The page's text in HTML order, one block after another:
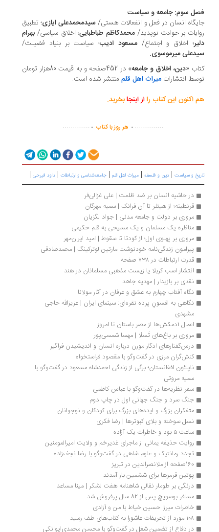
سوم: جامعه و سیاست
انسان در فعل و انفعالات هستی/سیدمحمدعلی ایازی؛ تطبیق
بر حوادث نوپدید/محمدکاظم طباطبایی؛ اخلاق سیاسی/بهرام
؛ اخلاق و اجتماع/مسعود ادیب؛ سیاست بر بنیاد فضیلت/
میرموسوی.
دین، اخلاق و جامعه
» در 452صفحه و به قیمت 80هزار تومان
انتشاراتمیراث اهل قلممنتشر شده است.
اکنون این کتاب رااز اینجابخرید.
...............
. هر روز با کتاب .
..............
و سیاست |دین و فلسفه|میراث اهل قلم| جامعه‌شناسی و ارتباطات |داود فیرحی|
در حاشیه انسان بر ضد ظلمت | علی غزالی‌فر
قرنطینه؛ از هیتلر تا آن فرانک | سمیه مهرگان
مروری بر دولت و جامعه مدنی | جواد لگزیان
مناظره یک مسلمان و یک مسیحی به قلم حکیمی
مروری بر پهلوی اول؛ از کودتا تا سقوط | امید ایران‌مهر
پیرامون زندگی‌نامه خودنوشت مارتین لوترکینگ | محمدصادقی
قدرت ارتباطات در ۷۳۸ صفحه
انتشار اسب کربلا یا زیست مذهبی مسلمانان در هند
نقدی بر بازیدار | مهدیه جاهد
نگاه آفتاب چهارم به عشق و عرفان در آثار مولانا
نگاهی به افسونِ پرده نقره‌ای: سینمای ایران | عزیزالله حاجی
اعمال آدمکش‌ها از مصر باستان تا امروز
مروری بر باغ‌های تَسلّا | مهسا شمسی‌پور
درس‌گفتارهای ادگار مورن درباره انسان و اندیشیدن فراگیر
کنش‌گران مرزی در گفت‌و‌گو با مقصود فراستخواه
ناپلئون افغانستان؛ برگی از زندگی احمدشاه مسعود در گفت‌وگو با
سمیه مروتی
سفر نظریه‌ها در گفت‌‌وگو با عباس کاظمی
جنگ سرد و جنگ جهانی اول در چاپ دوم
متفکران بزرگ و ایده‌های بزرگ برای کودکان و نوجوانان
نسل سوخته و بلای کبوترها | رضا فکری
ساعت ۵ بود و خاطرات یک آزاده
روایت حذیفه یمانی از ماجرای غدیرخم و ولایت امیرالمومنین
تجدد رمانتیک و علوم شاهی در گفت‌وگو با رضا نجف‌زاده
پوتین قرمزها برای ششمین بار آمدند
درنگی بر طومار نقالی شاهنامه هفت لشکر | مینا مساعد
مسافر بوسویچ پس از 82 سال پرفروش شد
خاطرات میرزا حسین خیاط با من و آزادی
در دفاع از تضمین شغل در گفت‌وگو با محسن محمدی‌ایوانکی